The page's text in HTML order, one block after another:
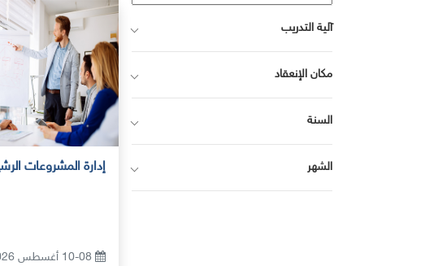
إدارة المشروعات
آلية التدريب
مكان الإنعقاد
السنة
الشهر